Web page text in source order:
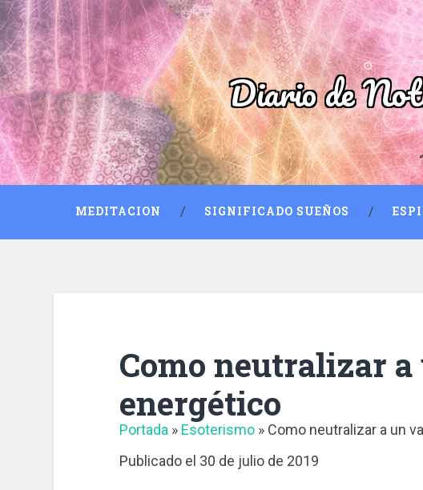
Diario de
MEDITACION SIGNIFICADO SUEÑOS
Como neutralizar
energético
Portada » Esoterismo» Como neutralizar a un
Publicado el 30 de julio de 2019